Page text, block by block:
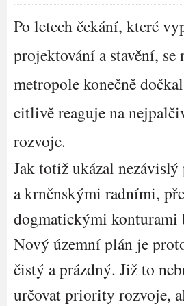
Po letech čekání, které
projektování a stavění, se
metropole konečně
citlivě reaguje na
rozvoje.
Jak totiž ukázal
a krněnskými radními,
dogmatickými
Nový územní plán je
čistý a prázdný. Již to
určovat priority rozvoje,